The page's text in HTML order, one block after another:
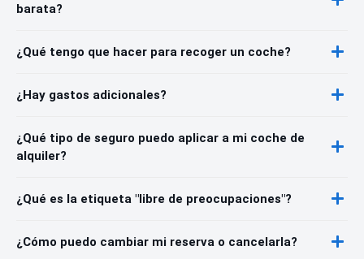
barata?
¿Qué tengo que hacer para recoger un coche?
¿Hay gastos adicionales?
¿Qué tipo de seguro puedo aplicar a mi coche de
alquiler?
¿Qué es la etiqueta "libre de preocupaciones"?
¿Cómo puedo cambiar mi reserva o cancelarla?